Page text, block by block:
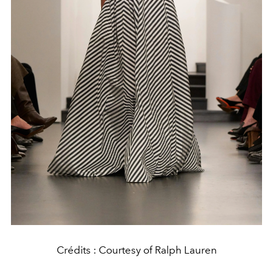
Crédits : Courtesy of Ralph Lauren